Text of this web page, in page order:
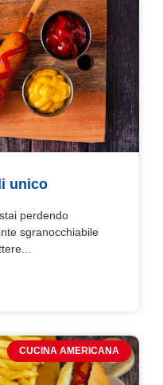
unico
perdendo
sgranocchiabile
CUCINA AMERICANA